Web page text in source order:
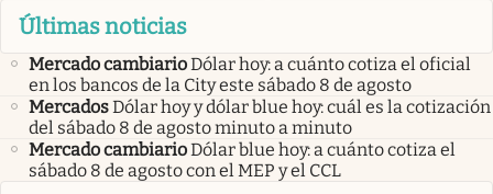
Últimas noticias
Mercado cambiarioDólar hoy: a cuánto cotiza el oficial
en los bancos de la City este sábado 8 de agosto
MercadosDólar hoy y dólar blue hoy: cuál es la cotización
del sábado 8 de agosto minuto a minuto
Mercado cambiarioDólar blue hoy: a cuánto cotiza el
sábado 8 de agosto con el MEP y el CCL